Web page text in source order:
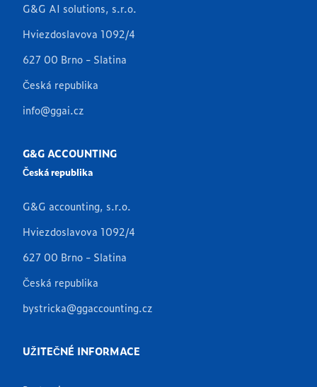
G&G AI solutions, s.r.o.
Hviezdoslavova 1092/4
627 00 Brno - Slatina
Česká republika
info@ggai.cz
G&G ACCOUNTING
Česká republika
G&G accounting, s.r.o.
Hviezdoslavova 1092/4
627 00 Brno - Slatina
Česká republika
bystricka@ggaccounting.cz
UŽITEČNÉ INFORMACE